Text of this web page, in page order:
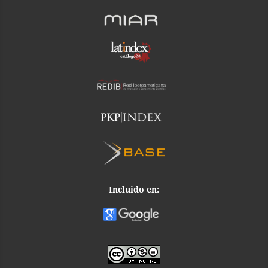
Incluido en: